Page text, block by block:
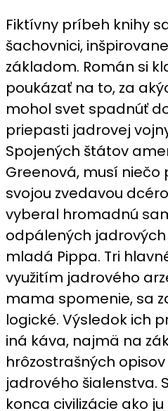
Fiktívny príbeh knihy
šachovnici,
základom. Román si
poukázať na to, za
mohol svet spadnúť
priepasti jadrovej
Spojených štátov
Greenová, musí niečo
svojou zvedavou
vyberal hromadnú
odpálených
mladá Pippa. Tri
využitím jadrového
mama spomenie, sa
logické. Výsledok ich
iná káva, najmä na
hrôzostrašných
jadrového šialenstva.
konca civilizácie ako